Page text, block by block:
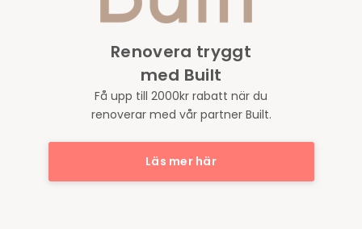
Renovera tryggt
med Built
Få upp till 2000kr rabatt när du
renoverar med vår partner Built.
Läs mer här